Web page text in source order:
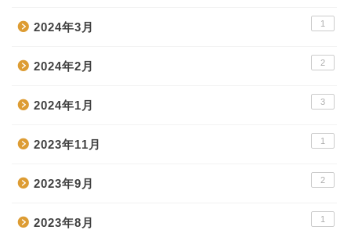
2024年3月 1
2024年2月 2
2024年1月 3
2023年11月 1
2023年9月 2
2023年8月 1